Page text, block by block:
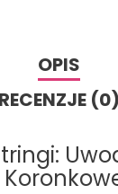
OPIS
RECENZJE (0)